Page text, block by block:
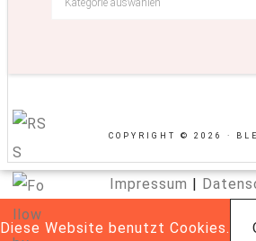
COPYRIGHT © 2026 ·
Impressum |
Diese Website benutzt Cookies.